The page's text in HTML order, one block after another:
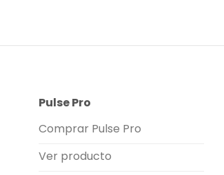
Pulse Pro
Comprar Pulse Pro
Ver producto